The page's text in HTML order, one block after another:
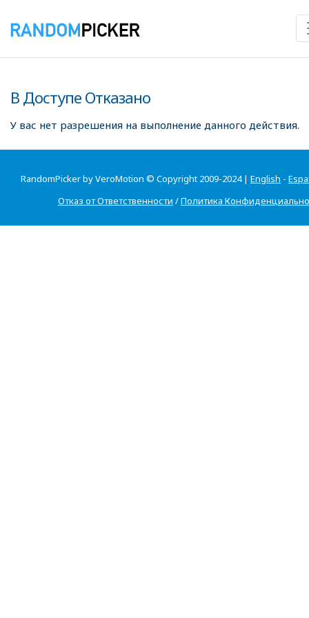
В Доступе Отказано
У вас нет разрешения на выполнение данного действия.
RandomPicker by VeroMotion © Copyright 2009-2024 | English -
Отказ от Ответственности /Политика